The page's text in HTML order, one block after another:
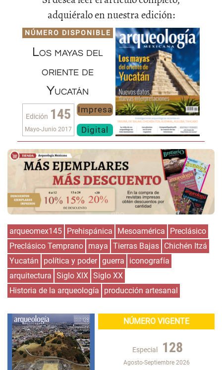
adquiéralo en nuestra edición:
NÚMERO DISPONIBLE
Los mayas del
oriente de
Yucatán
Edición 145
Mayo-Junio 2017
Impresa
Digital
arqueomex145 Prehispánica Mesoamérica
Preclásico
Preclásico Temprano maya Tierras Bajas Chichén Itzá
Yucatán
política y poder guerra
iconografía
arquitectura Siglo XIX Siglo XX
Historia de la arqueología
producción artesanal
NÚMERO VIGENTE
Especial 128
Agosto-Septiembre 2026